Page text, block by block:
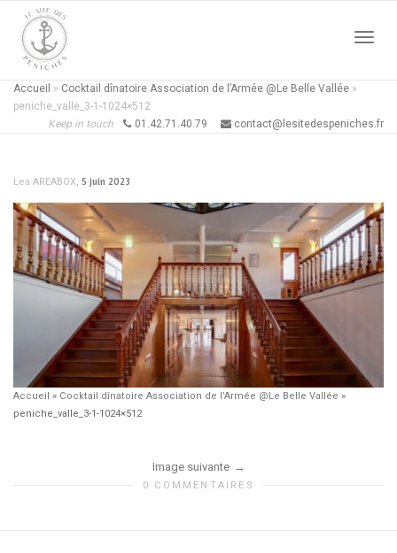
Accueil » Cocktail dînatoire Association de l’Armée @Le Belle Vallée »
peniche_valle_3-1-1024×512
Keep in touch
01.42.71.40.79 contact@lesitedespeniches.fr
Lea AREABOX, 5 juin 2023
Accueil » Cocktail dînatoire Association de l’Armée @Le Belle Vallée »
peniche_valle_3-1-1024×512
Image suivante
0 COMMENTAIRES